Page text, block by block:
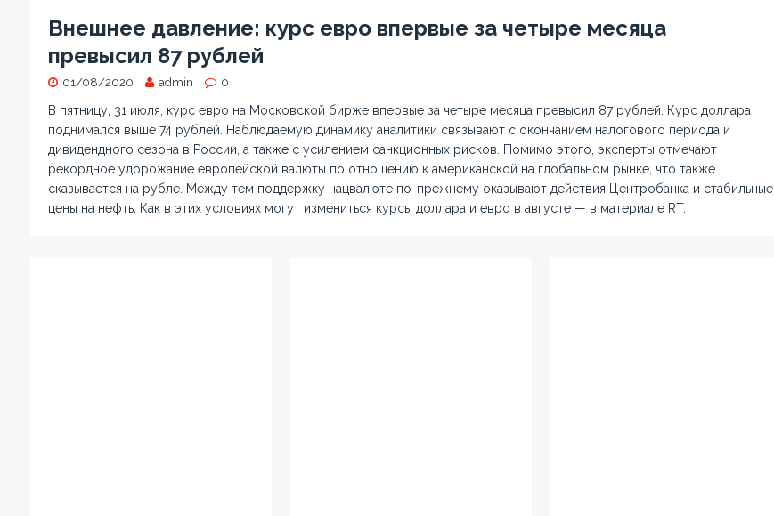
Внешнее давление: курс евро впервые за четыре месяца
превысил 87 рублей
01/08/2020 admin 0
В пятницу, 31 июля, курс евро на Московской бирже впервые за четыре месяца превысил 87 рублей. Курс доллара
поднимался выше 74 рублей. Наблюдаемую динамику аналитики связывают с окончанием налогового периода и
дивидендного сезона в России, а также с усилением санкционных рисков. Помимо этого, эксперты отмечают
рекордное удорожание европейской валюты по отношению к американской на глобальном рынке, что также
сказывается на рубле. Между тем поддержку нацвалюте по-прежнему оказывают действия Центробанка и стабильные
цены на нефть. Как в этих условиях могут измениться курсы доллара и евро в августе — в материале RT.